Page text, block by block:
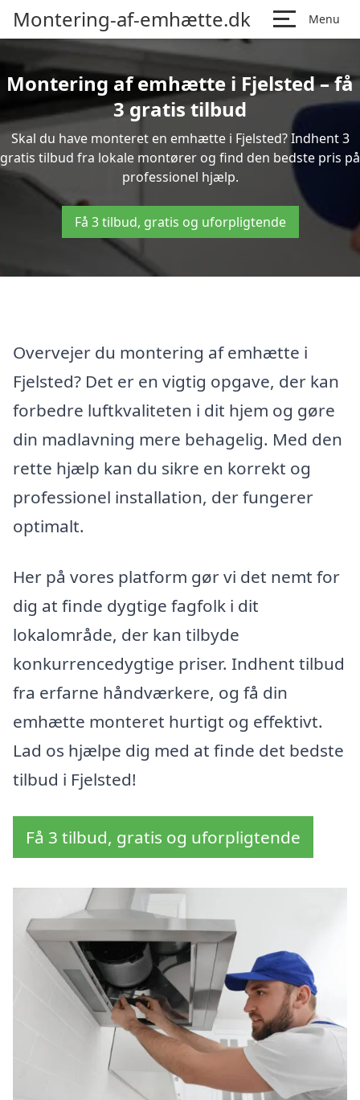
Montering-af-emhætte.dk Menu
Montering af emhætte i Fjelsted – få
3 gratis tilbud
Skal du have monteret en emhætte i Fjelsted? Indhent 3
gratis tilbud fra lokale montører og find den bedste pris på
professionel hjælp.
Få 3 tilbud, gratis og uforpligtende
Overvejer du montering af emhætte i
Fjelsted? Det er en vigtig opgave, der kan
forbedre luftkvaliteten i dit hjem og gøre
din madlavning mere behagelig. Med den
rette hjælp kan du sikre en korrekt og
professionel installation, der fungerer
optimalt.
Her på vores platform gør vi det nemt for
dig at finde dygtige fagfolk i dit
lokalområde, der kan tilbyde
konkurrencedygtige priser. Indhent tilbud
fra erfarne håndværkere, og få din
emhætte monteret hurtigt og effektivt.
Lad os hjælpe dig med at finde det bedste
tilbud i Fjelsted!
Få 3 tilbud, gratis og uforpligtende